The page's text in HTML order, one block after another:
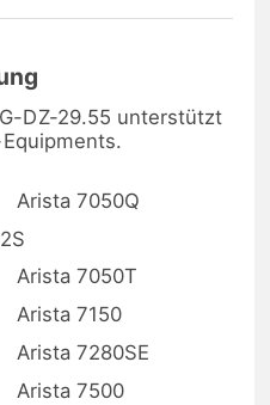
DZ-29.55 unterstützt
Arista 7050Q
Arista 7050T
Arista 7150
Arista 7280SE
Arista 7500